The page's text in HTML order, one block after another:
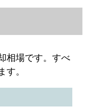
報（2023年1
相場です。すべ
。